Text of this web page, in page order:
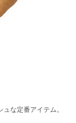
な定番アイテム。